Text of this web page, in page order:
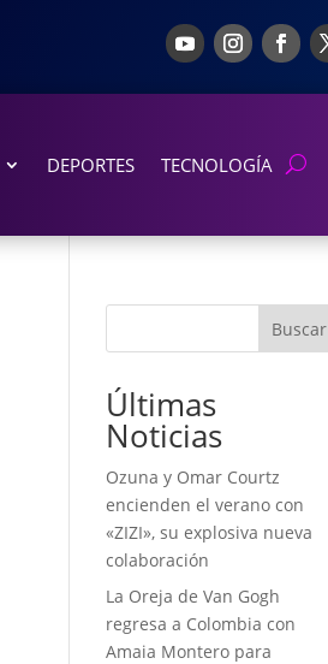
DEPORTES TECNOLOGÍA
Buscar
Últimas
Noticias
Ozuna y Omar Courtz
encienden el verano con
«ZIZI», su explosiva nueva
colaboración
La Oreja de Van Gogh
regresa a Colombia con
Amaia Montero para